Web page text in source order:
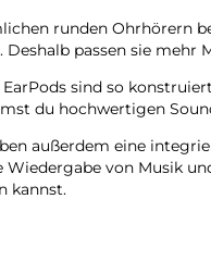
runden Ohrhörern
passen sie mehr
sind so
du hochwertigen
außerdem eine
Wiedergabe von Musik
kannst.